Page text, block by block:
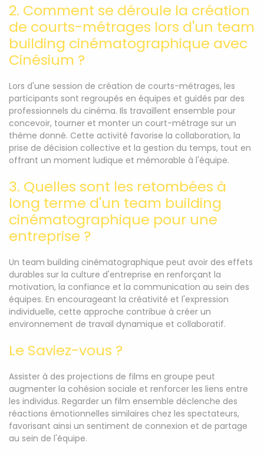
2. Comment se déroule la création
de courts-métrages lors d'un team
building cinématographique avec
Cinésium ?
Lors d'une session de création de courts-métrages, les
participants sont regroupés en équipes et guidés par des
professionnels du cinéma. Ils travaillent ensemble pour
concevoir, tourner et monter un court-métrage sur un
thème donné. Cette activité favorise la collaboration, la
prise de décision collective et la gestion du temps, tout en
offrant un moment ludique et mémorable à l'équipe.
3. Quelles sont les retombées à
long terme d'un team building
cinématographique pour une
entreprise ?
Un team building cinématographique peut avoir des effets
durables sur la culture d'entreprise en renforçant la
motivation, la confiance et la communication au sein des
équipes. En encourageant la créativité et l'expression
individuelle, cette approche contribue à créer un
environnement de travail dynamique et collaboratif.
Le Saviez-vous ?
Assister à des projections de films en groupe peut
augmenter la cohésion sociale et renforcer les liens entre
les individus. Regarder un film ensemble déclenche des
réactions émotionnelles similaires chez les spectateurs,
favorisant ainsi un sentiment de connexion et de partage
au sein de l'équipe.